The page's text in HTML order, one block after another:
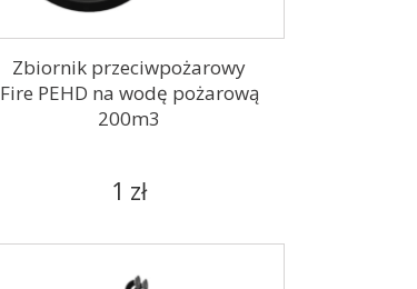
Zbiornik przeciwpożarowy
Fire PEHD na wodę pożarową
200m3
1 zł